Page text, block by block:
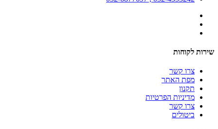
שירות לקוחות
צרו קשר
מפת האתר
תקנון
מדיניות הפרטיות
צרו קשר
ביטולים